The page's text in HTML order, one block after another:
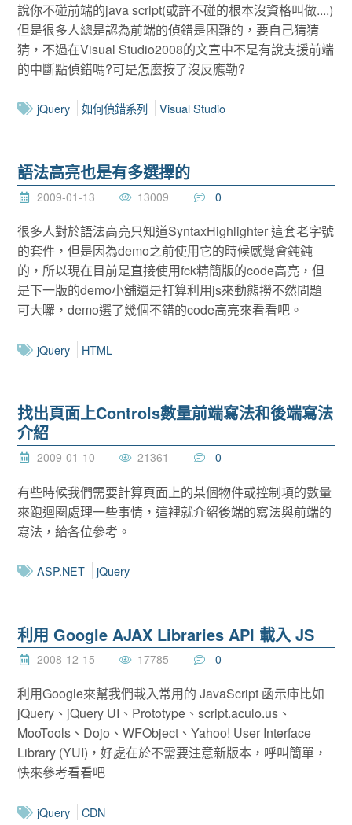
說你不碰前端的java script(或許不碰的根本沒資格叫做....)
但是很多人總是認為前端的偵錯是困難的，要自己猜猜
猜，不過在Visual Studio2008的文宣中不是有說支援前端
的中斷點偵錯嗎?可是怎麼按了沒反應勒?
jQuery 如何偵錯系列 Visual Studio
語法高亮也是有多選擇的
2009-01-13 13009 0
很多人對於語法高亮只知道SyntaxHighlighter 這套老字號
的套件，但是因為demo之前使用它的時候感覺會鈍鈍
的，所以現在目前是直接使用fck精簡版的code高亮，但
是下一版的demo小舖還是打算利用js來動態撈不然問題
可大囉，demo選了幾個不錯的code高亮來看看吧。
jQuery HTML
找出頁面上Controls數量前端寫法和後端寫法
介紹
2009-01-10 21361 0
有些時候我們需要計算頁面上的某個物件或控制項的數量
來跑迴圈處理一些事情，這裡就介紹後端的寫法與前端的
寫法，給各位參考。
ASP.NET jQuery
利用 Google AJAX Libraries API 載入 JS
2008-12-15 17785 0
利用Google來幫我們載入常用的 JavaScript 函示庫比如
jQuery、jQuery UI、Prototype、script.aculo.us、
MooTools、Dojo、WFObject、Yahoo! User Interface
Library (YUI)，好處在於不需要注意新版本，呼叫簡單，
快來參考看看吧
jQuery CDN